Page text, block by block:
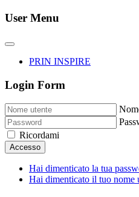
User Menu
PRIN INSPIRE
Login Form
Ricordami
Accesso
Hai dimenticato la tua
Hai dimenticato il tuo nome